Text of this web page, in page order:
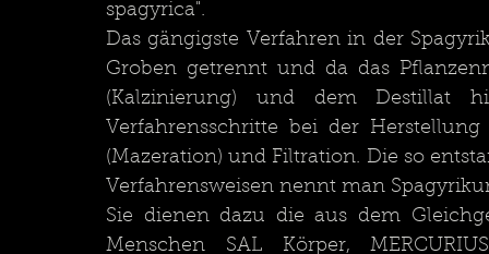
spagyrica".
Das gängigste Verfahren in der
Groben getrennt und da das
(Kalzinierung) und dem Destillat
Verfahrensschritte bei der
(Mazeration) und Filtration. Die so
Verfahrensweisen nennt man
Sie dienen dazu die aus dem
Menschen SAL Körper,